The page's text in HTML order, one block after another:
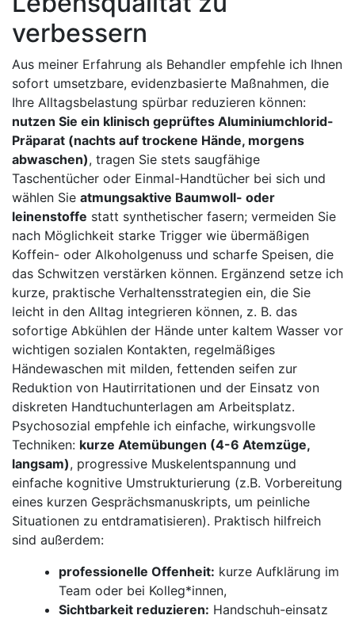
verbessern
Aus meiner Erfahrung als Behandler empfehle ich Ihnen
sofort umsetzbare, evidenzbasierte Maßnahmen, die
⁣Ihre ​Alltagsbelastung spürbar reduzieren⁤ können:
nutzen Sie ein klinisch ‌geprüftes Aluminiumchlorid-
Präparat ⁣(nachts auf trockene Hände, morgens
abwaschen), tragen Sie stets saugfähige‍
Taschentücher oder Einmal-Handtücher bei sich und
wählen Sie atmungsaktive Baumwoll- ​oder
leinenstoffe statt synthetischer fasern; ​vermeiden Sie
nach Möglichkeit‌ starke⁣ Trigger wie übermäßigen
Koffein- oder Alkoholgenuss und scharfe Speisen, die
‌das Schwitzen ⁢verstärken ‍können. Ergänzend setze ich
kurze, praktische Verhaltensstrategien ein, die ​Sie
‌leicht in den Alltag integrieren können, z. B. das
sofortige Abkühlen der ⁣Hände unter kaltem‌ Wasser vor
wichtigen sozialen Kontakten, regelmäßiges
‌Händewaschen mit milden, fettenden seifen zur
Reduktion⁣ von Hautirritationen und der Einsatz von
diskreten Handtuchunterlagen⁣ am Arbeitsplatz.
⁢Psychosozial empfehle ich einfache, wirkungsvolle⁤
Techniken: kurze Atemübungen⁤ (4-6⁣ Atemzüge,
langsam), progressive Muskelentspannung und
einfache kognitive Umstrukturierung (z.B. Vorbereitung
eines ⁢kurzen Gesprächsmanuskripts, um peinliche
Situationen zu entdramatisieren). Praktisch hilfreich
sind außerdem:
professionelle ⁤Offenheit: kurze Aufklärung im
Team oder bei Kolleg*innen,
Sichtbarkeit reduzieren: Handschuh-einsatz